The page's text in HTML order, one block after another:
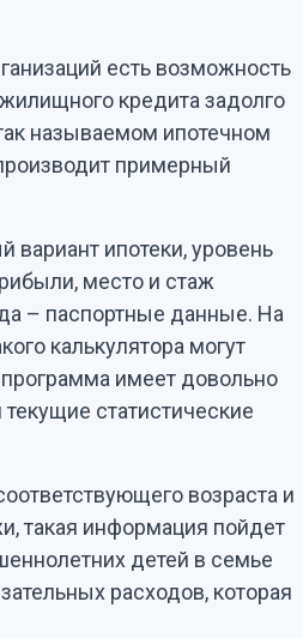
есть возможность
кредита задолго
называемом ипотечном
примерный
вариант ипотеки, уровень
место и стаж
– паспортные данные. На
калькулятора могут
имеет довольно
статистические
возраста и
такая информация пойдет
детей в семье
расходов, которая